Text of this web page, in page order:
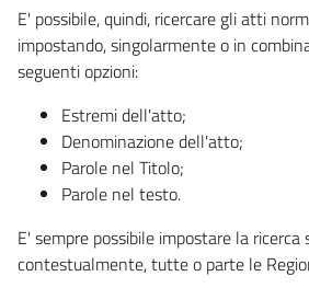
E' possibile, quindi, ricercare gli atti
impostando, singolarmente o in
seguenti opzioni:
Estremi dell'atto;
Denominazione dell'atto;
Parole nel Titolo;
Parole nel testo.
E' sempre possibile impostare la ricerca
contestualmente, tutte o parte le